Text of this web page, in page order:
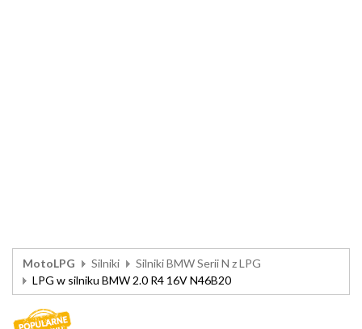
MotoLPG Silniki
Silniki BMW Serii N z LPG
LPG w silniku BMW 2.0 R4 16V N46B20